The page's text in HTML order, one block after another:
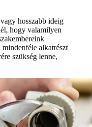
hosszabb ideig
hogy valamilyen
alkatrészt
szükség lenne,